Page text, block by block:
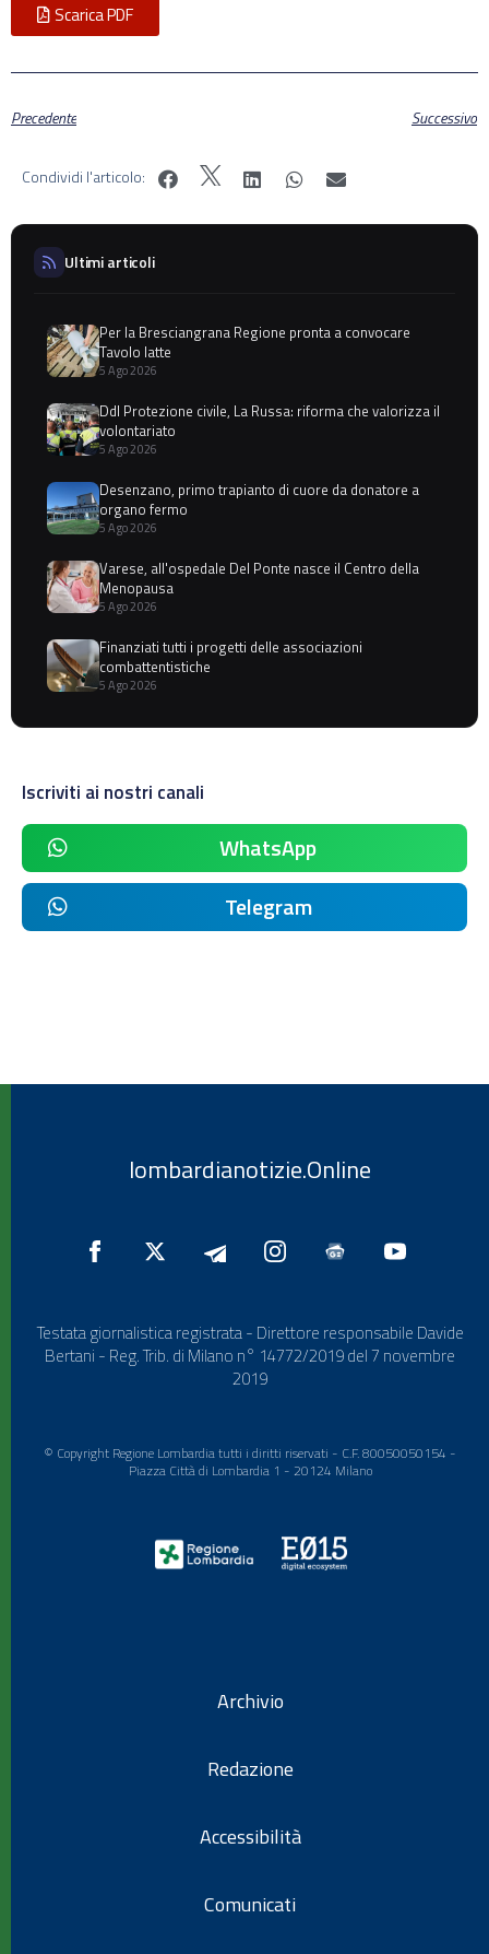
Scarica PDF
Precedente Successivo
Condividi l'articolo:
Ultimi articoli
Per la Bresciangrana Regione pronta a convocare
Tavolo latte
5 Ago 2026
Ddl Protezione civile, La Russa: riforma che valorizza il
volontariato
5 Ago 2026
Desenzano, primo trapianto di cuore da donatore a
organo fermo
5 Ago 2026
Varese, all'ospedale Del Ponte nasce il Centro della
Menopausa
5 Ago 2026
Finanziati tutti i progetti delle associazioni
combattentistiche
5 Ago 2026
Iscriviti ai nostri canali
WhatsApp
Telegram
lombardianotizie.Online
Testata giornalistica registrata - Direttore responsabile Davide
Bertani - Reg. Trib. di Milano n° 14772/2019 del 7 novembre
2019
© Copyright Regione Lombardia tutti i diritti riservati - C.F. 80050050154 -
Piazza Città di Lombardia 1 - 20124 Milano
Archivio
Redazione
Accessibilità
Comunicati